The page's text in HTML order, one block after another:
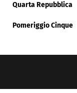
Quarta Repubblica
Pomeriggio Cinque